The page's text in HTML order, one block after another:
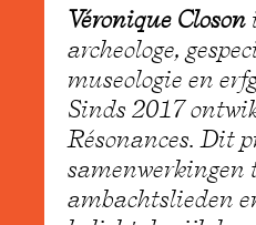
Véronique Closon
archeologe,
museologie en
Sinds 2017
Résonances. Dit
samenwerkingen
ambachtslieden